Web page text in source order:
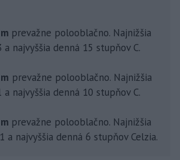
prevažne polooblačno. Najnižšia
najvyššia denná 15 stupňov C.
prevažne polooblačno. Najnižšia
najvyššia denná 10 stupňov C.
prevažne polooblačno. Najnižšia
a najvyššia denná 6 stupňov Celzia.